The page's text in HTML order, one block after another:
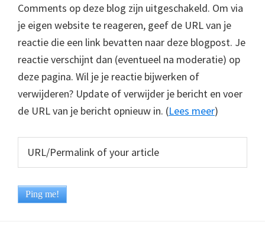
Comments op deze blog zijn uitgeschakeld. Om via
je eigen website te reageren, geef de URL van je
reactie die een link bevatten naar deze blogpost. Je
reactie verschijnt dan (eventueel na moderatie) op
deze pagina. Wil je je reactie bijwerken of
verwijderen? Update of verwijder je bericht en voer
de URL van je bericht opnieuw in. (Lees meer)